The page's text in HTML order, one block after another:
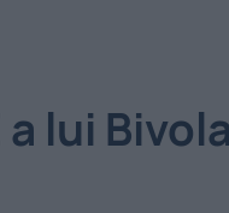
a lui